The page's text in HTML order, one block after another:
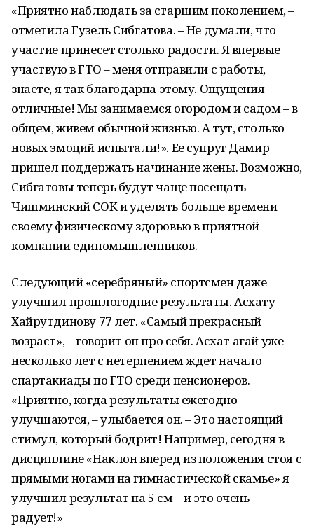
«Приятно наблюдать за старшим поколением, –
отметила Гузель Сибгатова. – Не думали, что
участие принесет столько радости. Я впервые
участвую в ГТО – меня отправили с работы,
знаете, я так благодарна этому. Ощущения
отличные! Мы занимаемся огородом и садом – в
общем, живем обычной жизнью. А тут, столько
новых эмоций испытали!». Ее супруг Дамир
пришел поддержать начинание жены. Возможно,
Сибгатовы теперь будут чаще посещать
Чишминский СОК и уделять больше времени
своему физическому здоровью в приятной
компании единомышленников.
Следующий «серебряный» спортсмен даже
улучшил прошлогодние результаты. Асхату
Хайрутдинову 77 лет. «Самый прекрасный
возраст», – говорит он про себя. Асхат агай уже
несколько лет с нетерпением ждет начало
спартакиады по ГТО среди пенсионеров.
«Приятно, когда результаты ежегодно
улучшаются, – улыбается он. – Это настоящий
стимул, который бодрит! Например, сегодня в
дисциплине «Наклон вперед из положения стоя с
прямыми ногами на гимнастической скамье» я
улучшил результат на 5 см – и это очень
радует!»